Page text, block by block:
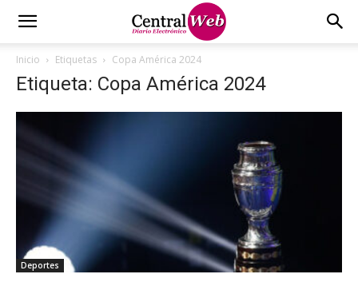
Inicio Etiquetas Copa América 2024
Etiqueta: Copa América 2024
Deportes